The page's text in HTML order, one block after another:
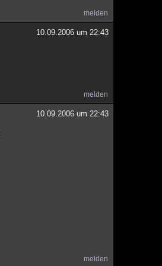
melden
10.09.2006 um 22:43
melden
10.09.2006 um 22:43
melden